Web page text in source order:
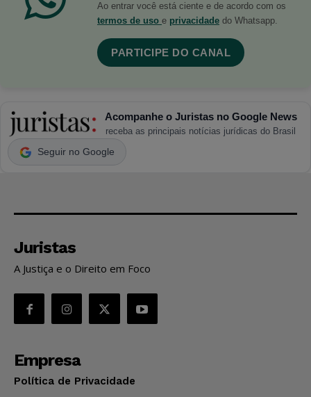
Ao entrar você está ciente e de acordo com os
termos de uso e privacidade do Whatsapp.
PARTICIPE DO CANAL
Acompanhe o Juristas no Google News
receba as principais notícias jurídicas do Brasil
Seguir no Google
Juristas
A Justiça e o Direito em Foco
Empresa
Política de Privacidade